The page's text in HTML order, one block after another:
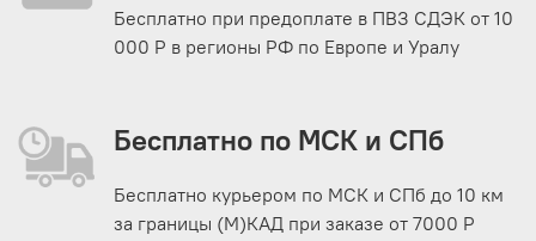
Бесплатно при предоплате в ПВЗ СДЭК от 10
000 Р в регионы РФ по Европе и Уралу
Бесплатно по МСК и СПб
Бесплатно курьером по МСК и СПб до 10 км
за границы (М)КАД при заказе от 7000 Р